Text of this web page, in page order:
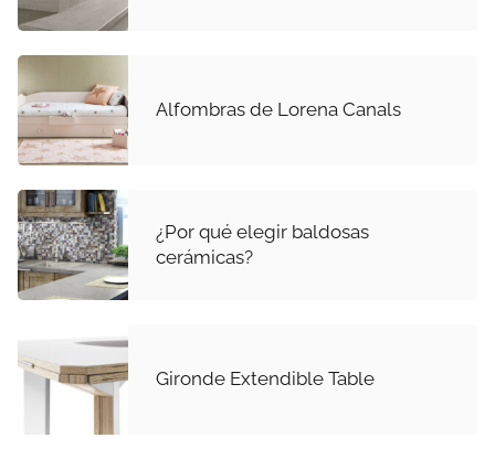
Alfombras de Lorena Canals
¿Por qué elegir baldosas
cerámicas?
Gironde Extendible Table